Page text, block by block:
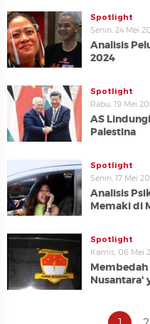
Spotlight
Senin, 24 Mei
Analisis
2024
Spotlight
Rabu, 19 Mei
AS
Palestina
Spotlight
Senin, 17 Mei
Analisis
Memaki di
Spotlight
Kamis, 06 Mei
Membedah
Nusantara'